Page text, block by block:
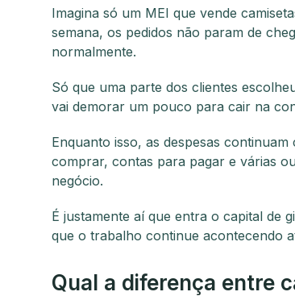
Imagina só um MEI que vende
semana, os pedidos não param de
normalmente.
Só que uma parte dos clientes
vai demorar um pouco para cair na
Enquanto isso, as despesas
comprar, contas para pagar e várias
negócio.
É justamente aí que entra o capital de
que o trabalho continue acontecendo
Qual a diferença entre